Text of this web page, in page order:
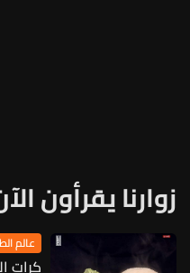
زوارنا يقرأون
عالم
كرات